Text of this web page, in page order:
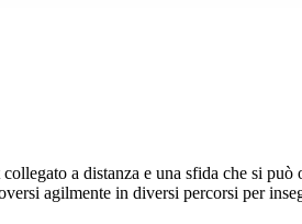
a distanza e una sfida che si
agilmente in diversi percorsi per